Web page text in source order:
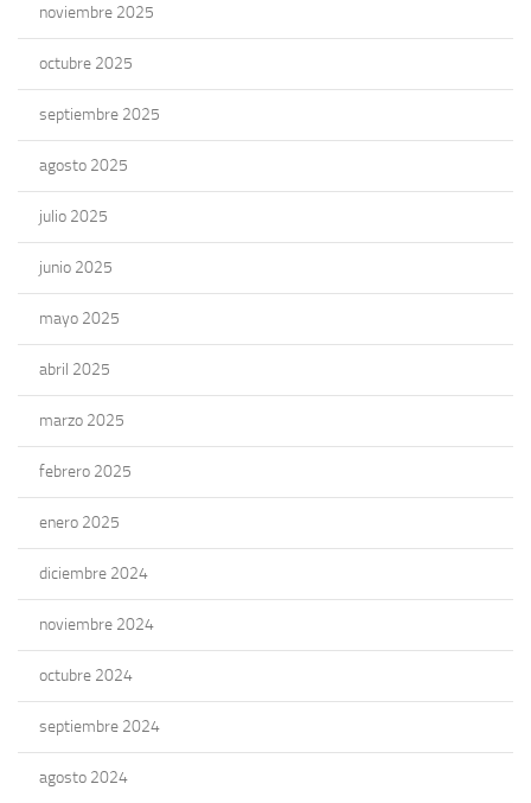
noviembre 2025
octubre 2025
septiembre 2025
agosto 2025
julio 2025
junio 2025
mayo 2025
abril 2025
marzo 2025
febrero 2025
enero 2025
diciembre 2024
noviembre 2024
octubre 2024
septiembre 2024
agosto 2024